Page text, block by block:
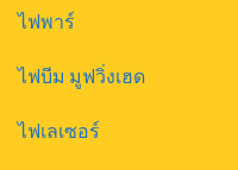
ไฟพาร์
ไฟบีม มูฟวิ่งเฮด
ไฟเลเซอร์